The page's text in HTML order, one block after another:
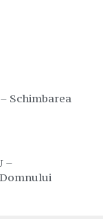
Schimbarea
–